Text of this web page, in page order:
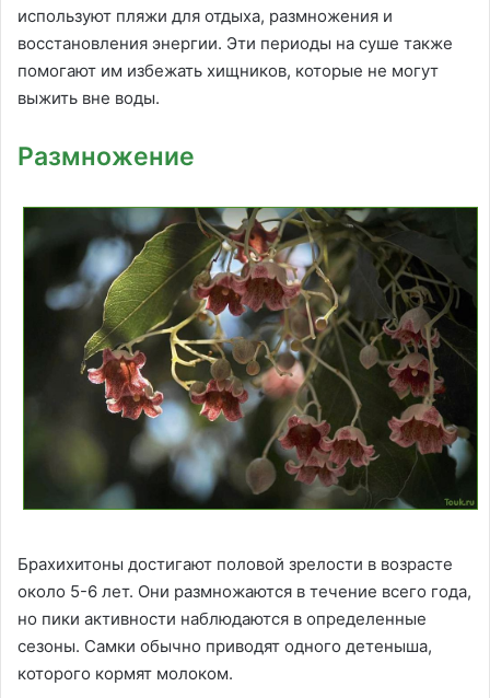
используют пляжи для отдыха, размножения и
восстановления энергии. Эти периоды на суше также
помогают им избежать хищников, которые не могут
выжить вне воды.
Размножение
Брахихитоны достигают половой зрелости в возрасте
около 5-6 лет. Они размножаются в течение всего года,
но пики активности наблюдаются в определенные
сезоны. Самки обычно приводят одного детеныша,
которого кормят молоком.